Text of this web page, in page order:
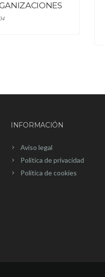
INFORMACIÓN
Aviso legal
Política de privacidad
Política de cookies